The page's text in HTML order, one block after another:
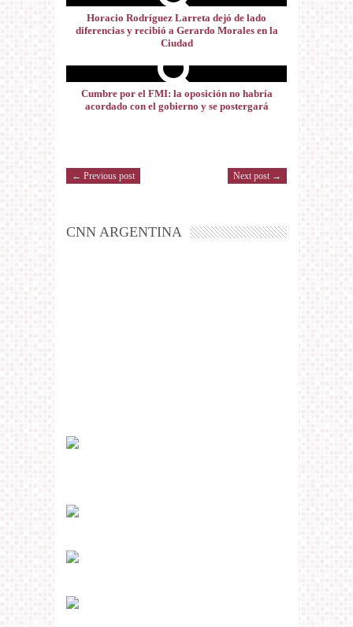
Horacio Rodríguez Larreta dejó de lado
diferencias y recibió a Gerardo Morales en la
Ciudad
Cumbre por el FMI: la oposición no habría
acordado con el gobierno y se postergará
← Previous post Next post →
CNN ARGENTINA